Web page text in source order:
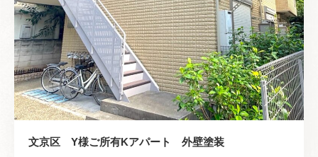
文京区 Y様ご所有Kアパート 外壁塗装